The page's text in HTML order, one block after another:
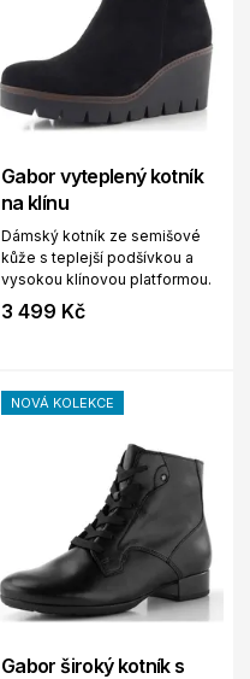
Gabor vyteplený kotník
na klínu
Dámský kotník ze semišové
kůže s teplejší podšívkou a
vysokou klínovou platformou.
3 499 Kč
NOVÁ KOLEKCE
Gabor široký kotník s